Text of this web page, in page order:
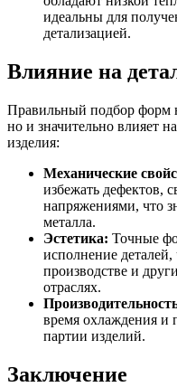
идеальны для
детализацией.
Влияние на
Правильный подбор форм
но и значительно влияет
изделия:
Механические
избежать дефектов,
напряжениями, что
металла.
Эстетика: Точные
исполнение
производстве и
отраслях.
время охлаждения и
партии изделий.
Заключение